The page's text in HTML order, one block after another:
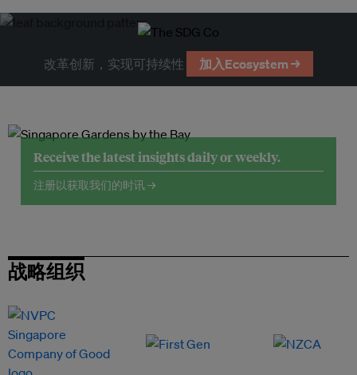
改革创新，实现可持续性 加入Ecosystem →
Receive the latest insights daily or weekly.
注册以获取我们的时讯 →
战略组织